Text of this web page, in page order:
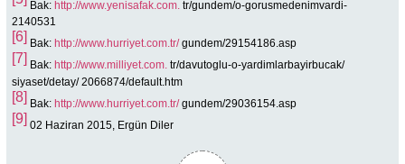
Bak: http://www.yenisafak.com. tr/gundem/o-gorusmedenimvardi-
2140531
[6] Bak: http://www.hurriyet.com.tr/gundem/29154186.asp
[7] Bak: http://www.milliyet.com. tr/davutoglu-o-yardimlarbayirbucak/
siyaset/detay/ 2066874/default.htm
[8] Bak: http://www.hurriyet.com.tr/gundem/29036154.asp
[9] 02 Haziran 2015, Ergün Diler